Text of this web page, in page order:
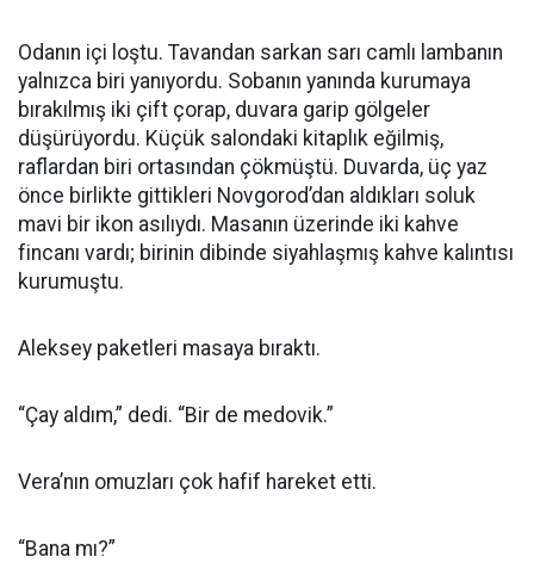
Odanın içi loştu. Tavandan sarkan sarı camlı lambanın
yalnızca biri yanıyordu. Sobanın yanında kurumaya
bırakılmış iki çift çorap, duvara garip gölgeler
düşürüyordu. Küçük salondaki kitaplık eğilmiş,
raflardan biri ortasından çökmüştü. Duvarda, üç yaz
önce birlikte gittikleri Novgorod’dan aldıkları soluk
mavi bir ikon asılıydı. Masanın üzerinde iki kahve
fincanı vardı; birinin dibinde siyahlaşmış kahve kalıntısı
kurumuştu.
Aleksey paketleri masaya bıraktı.
“Çay aldım,” dedi. “Bir de medovik.”
Vera’nın omuzları çok hafif hareket etti.
“Bana mı?”